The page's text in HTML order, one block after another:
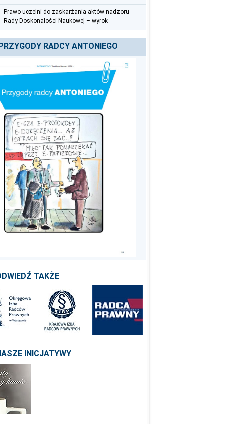
przeciwdziałania praniu pieniędzy i finansowaniu
terroryzmu
Prawo uczelni do zaskarżania aktów nadzoru
Rady Doskonałości Naukowej – wyrok
Naczelnego Sądu Administracyjnego z 12
czerwca 2025 r. (III OSK 626/22)
RADCY ANTONIEGO
TAKŻE
INICJATYWY